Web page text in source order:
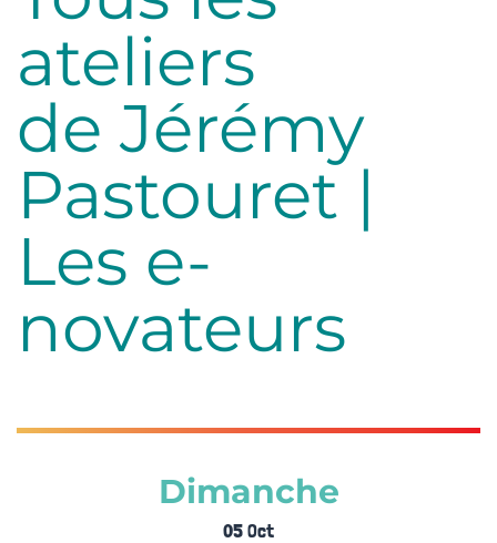
ateliers
de Jérémy
Pastouret |
Les e-
novateurs
Dimanche
05 Oct